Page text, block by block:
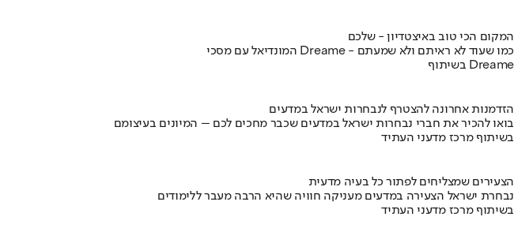
המקום הכי טוב באיצטדיון - שלכם
המונדיאל עם מסכי Dreame - כמו שעוד לא ראיתם ולא שמעתם
בשיתוף Dreame
הזדמנות אחרונה להצטרף לנבחרות ישראל במדעים
בואו להכיר את חברי נבחרות ישראל במדעים שכבר מחכים לכם – המיונים בעיצומם
בשיתוף מרכז מדעני העתיד
הצעירים שמצליחים לפתור כל בעיה מדעית
נבחרת ישראל הצעירה במדעים מעניקה חוויה שהיא הרבה מעבר ללימודים
בשיתוף מרכז מדעני העתיד